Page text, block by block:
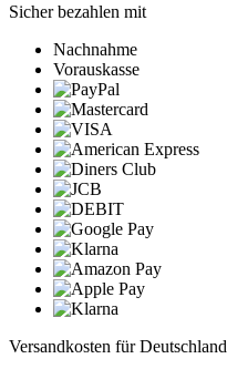
Sicher bezahlen mit
Nachnahme
Vorauskasse
Versandkosten für Deutschland